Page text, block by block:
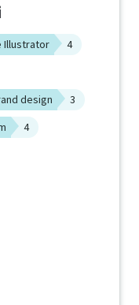
Illustrator
4
design
3
4